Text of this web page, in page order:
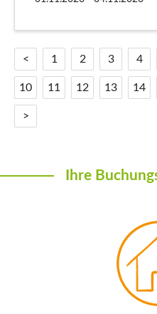
< 1 2 3 4
10 11 12 13 14
>
Ihre